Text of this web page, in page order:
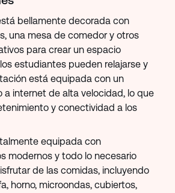
bellamente decorada con
una mesa de comedor y otros
para crear un espacio
estudiantes pueden relajarse y
está equipada con un
a internet de alta velocidad, lo que
y conectividad a los
equipada con
modernos y todo lo necesario
de las comidas, incluyendo
horno, microondas, cubiertos,